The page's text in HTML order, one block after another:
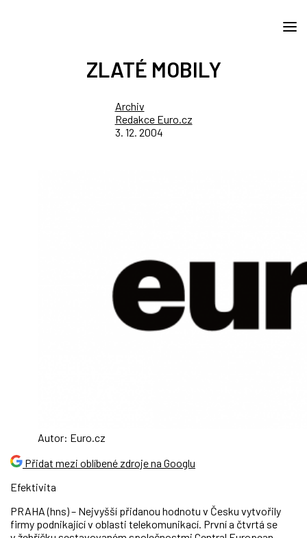
ZLATÉ MOBILY
Archiv
Redakce Euro.cz
3. 12. 2004
Autor: Euro.cz
Přidat mezi oblíbené zdroje na Googlu
Efektivita
PRAHA (hns) – Nejvyšší přidanou hodnotu v Česku vytvořily
firmy podnikající v oblasti telekomunikací. První a čtvrtá se